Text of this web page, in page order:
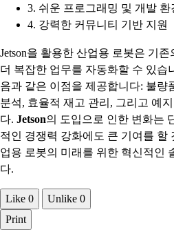
3. 쉬운 프로그래밍 및 개발 환
4. 강력한 커뮤니티 기반 지원
Jetson을 활용한 산업용 로봇은 기
더 복잡한 업무를 자동화할 수 있습
음과 같은 이점을 제공합니다: 불량
분석, 효율적 재고 관리, 그리고 예
다. Jetson의 도입으로 인한 변화는
적인 경쟁력 강화에도 큰 기여를 할
업용 로봇의 미래를 위한 혁신적인
다.
Like 0 Unlike 0
Print